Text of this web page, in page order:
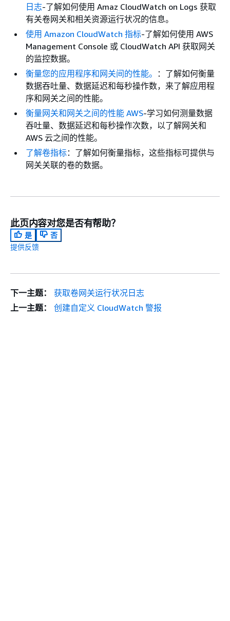
日志-了解如何使用 Amaz CloudWatch on Logs 获取
有关卷网关和相关资源运行状况的信息。
使用 Amazon CloudWatch 指标-了解如何使用 AWS
Management Console 或 CloudWatch API 获取网关
的监控数据。
衡量您的应用程序和网关间的性能。
：了解如何衡量
数据吞吐量、数据延迟和每秒操作数，来了解应用程
序和网关之间的性能。
衡量网关和网关之间的性能 AWS-学习如何测量数据
吞吐量、数据延迟和每秒操作次数，以了解网关和
AWS 云之间的性能。
了解卷指标：了解如何衡量指标，这些指标可提供与
网关关联的卷的数据。
此页内容对您是否有帮助？
是
否
提供反馈
下一主题：
获取卷网关运行状况日志
上一主题：
创建自定义 CloudWatch 警报